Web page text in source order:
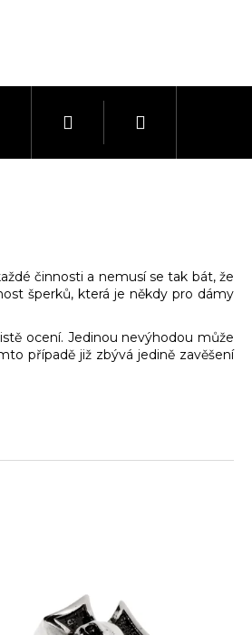
A ŘEMÍNKY HODINY A BUDÍKY
Hledat PřihlášeníNákupní
košík
činnosti a nemusí se tak bát, že
šperků, která je někdy pro dámy
ocení. Jedinou nevýhodou může
případě již zbývá jedině zavěšení